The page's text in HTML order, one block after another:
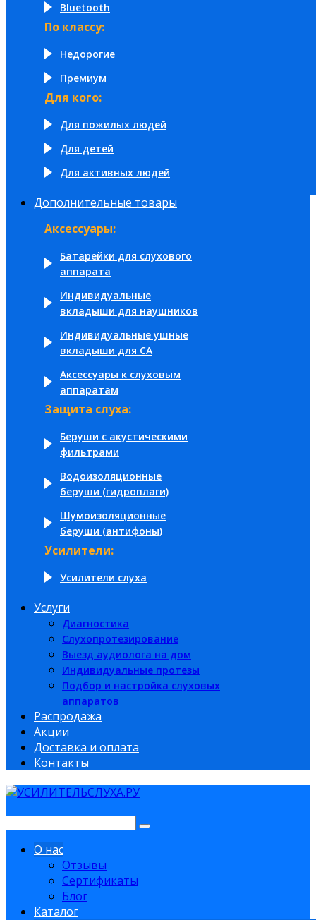
Bluetooth
По классу:
Недорогие
Премиум
Для кого:
Для пожилых людей
Для детей
Для активных людей
Дополнительные товары
Аксессуары:
Батарейки для слухового
аппарата
Индивидуальные
вкладыши для наушников
Индивидуальные ушные
вкладыши для СА
Аксессуары к слуховым
аппаратам
Защита слуха:
Беруши с акустическими
фильтрами
Водоизоляционные
беруши (гидроплаги)
Шумоизоляционные
беруши (антифоны)
Усилители:
Усилители слуха
Услуги
Диагностика
Слухопротезирование
Выезд аудиолога на дом
Индивидуальные протезы
Подбор и настройка слуховых
аппаратов
Распродажа
Акции
Доставка и оплата
Контакты
О нас
Отзывы
Сертификаты
Блог
Каталог